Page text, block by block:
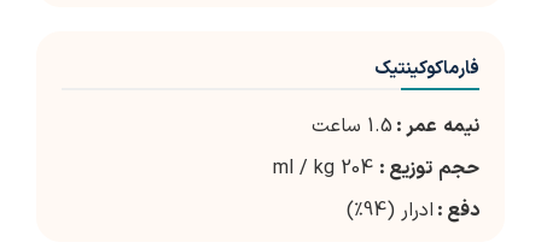
فارماکوکینتیک
نیمه عمر : 1.5 ساعت
حجم توزیع :
دفع : ادرار (94٪)